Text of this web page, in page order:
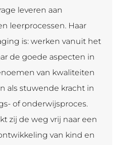
leveren aan
leerprocessen. Haar
is: werken vanuit het
de goede aspecten in
van kwaliteiten
als stuwende kracht in
of onderwijsproces.
zij de weg vrij naar een
van kind en